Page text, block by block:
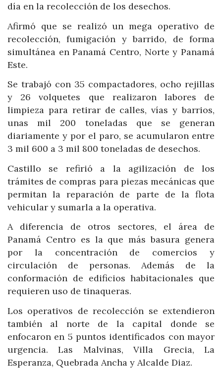
día en la recolección de los desechos.
Afirmó que se realizó un mega operativo de
recolección, fumigación y barrido, de forma
simultánea en Panamá Centro, Norte y Panamá
Este.
Se trabajó con 35 compactadores, ocho rejillas
y 26 volquetes que realizaron labores de
limpieza para retirar de calles, vías y barrios,
unas mil 200 toneladas que se generan
diariamente y por el paro, se acumularon entre
3 mil 600 a 3 mil 800 toneladas de desechos.
Castillo se refirió a la agilización de los
trámites de compras para piezas mecánicas que
permitan la reparación de parte de la flota
vehicular y sumarla a la operativa.
A diferencia de otros sectores, el área de
Panamá Centro es la que más basura genera
por la concentración de comercios y
circulación de personas. Además de la
conformación de edificios habitacionales que
requieren uso de tinaqueras.
Los operativos de recolección se extendieron
también al norte de la capital donde se
enfocaron en 5 puntos identificados con mayor
urgencia. Las Malvinas, Villa Grecia, La
Esperanza, Quebrada Ancha y Alcalde Diaz.